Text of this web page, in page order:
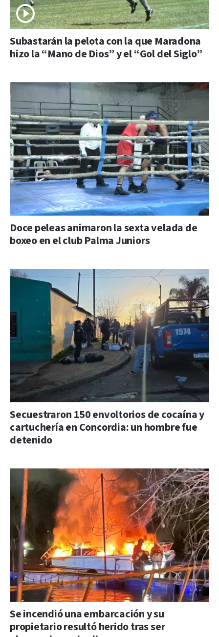
Subastarán la pelota con la que Maradona
hizo la “Mano de Dios” y el “Gol del Siglo”
Doce peleas animaron la sexta velada de
boxeo en el club Palma Juniors
Secuestraron 150 envoltorios de cocaína y
cartuchería en Concordia: un hombre fue
detenido
Se incendió una embarcación y su
propietario resultó herido tras ser